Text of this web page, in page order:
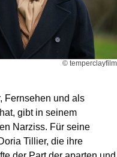
© temperclayfilm
Fernsehen und als
gibt in seinem
Narziss. Für seine
Tillier, die ihre